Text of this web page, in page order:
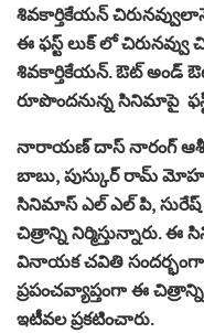
శివకార్తికేయన్
ఈ ఫస్ట్ లుక్ లో చిరునవ్వు
శివకార్తికేయన్. ఔట్ అండ్
రూపొందనున్న సినిమాపై
నారాయణ్ దాస్ నారంగ్
బాబు, పుస్కుర్ రామ్ మోహన్
సినిమాస్ ఎల్ ఎల్ పి, సురేష్
చిత్రాన్ని నిర్మిస్తున్నారు.
వినాయక చవితి సందర్భంగా
ప్రపంచవ్యాప్తంగా ఈ
ఇటీవల ప్రకటించారు.